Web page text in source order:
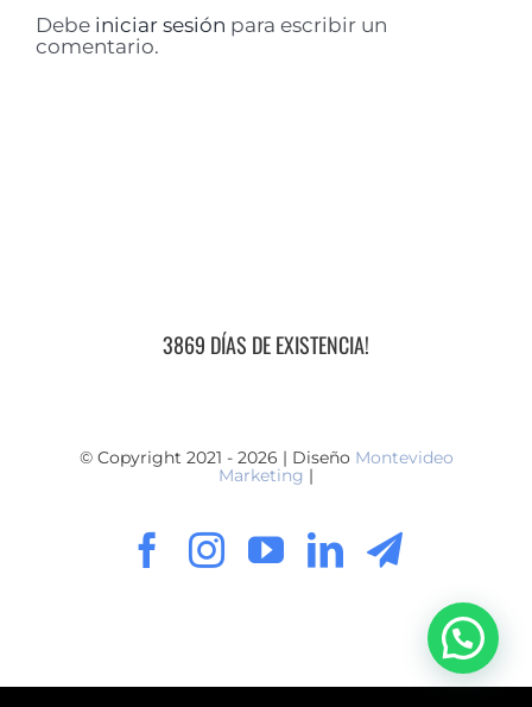
CONTACTO
Debe iniciar sesión para escribir un
comentario.
3869 DÍAS DE EXISTENCIA!
© Copyright 2021 - 2026 | Diseño Montevideo
Marketing |